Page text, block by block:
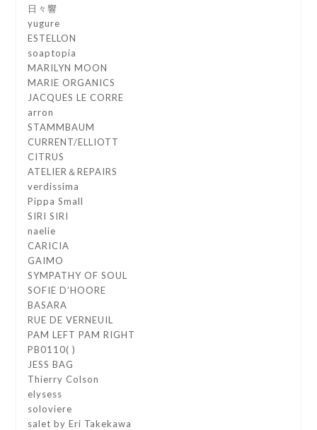
日々響
yugure
ESTELLON
soaptopia
MARILYN MOON
MARIE ORGANICS
JACQUES LE CORRE
arron
STAMMBAUM
CURRENT/ELLIOTT
CITRUS
ATELIER＆REPAIRS
verdissima
Pippa Small
SIRI SIRI
naelie
CARICIA
GAIMO
SYMPATHY OF SOUL
SOFIE D’HOORE
BASARA
RUE DE VERNEUIL
PAM LEFT PAM RIGHT
PB0110( )
JESS BAG
Thierry Colson
elysess
soloviere
salet by Eri Takekawa